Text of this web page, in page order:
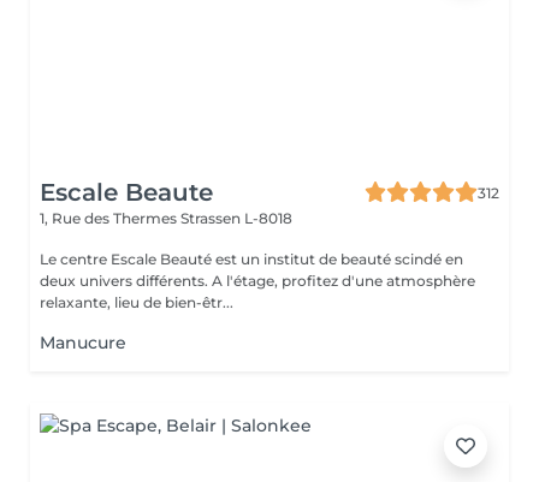
Escale Beaute
312
1, Rue des Thermes Strassen L-8018
Le centre Escale Beauté est un institut de beauté scindé en
deux univers différents. A l'étage, profitez d'une atmosphère
relaxante, lieu de bien-êtr...
Manucure